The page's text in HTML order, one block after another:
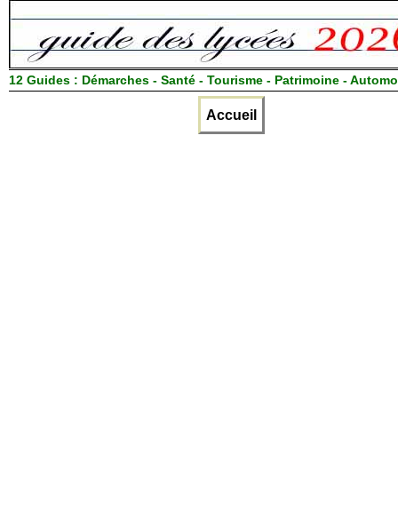
12 Guides : Démarches - Santé - Tourisme - Patrimoine -
Accueil